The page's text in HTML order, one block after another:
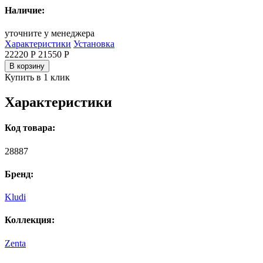
Наличие:
уточните у менеджера
Характеристики Установка
22220 Р 21550 Р
В корзину
Купить в 1 клик
Характеристики
Код товара:
28887
Бренд:
Kludi
Коллекция:
Zenta